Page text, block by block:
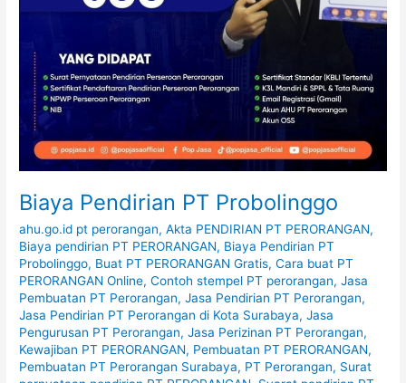
Biaya Pendirian PT Probolinggo
ahu.go.id pt perorangan,Akta PENDIRIAN PT PERORANGAN,
Biaya pendirian PT PERORANGAN, Biaya Pendirian PT
Probolinggo, Buat PT PERORANGAN Gratis,Cara buat PT
PERORANGAN Online,Contoh stempel PT perorangan,Jasa
Pembuatan PT Perorangan,Jasa Pendirian PT Perorangan,
Jasa Pendirian PT Perorangan di Kota Surabaya,Jasa
Pengurusan PT Perorangan,Jasa Perizinan PT Perorangan,
Kewajiban PT PERORANGAN, Pembuatan PT PERORANGAN,
Pembuatan PT Perorangan Surabaya, PT Perorangan, Surat